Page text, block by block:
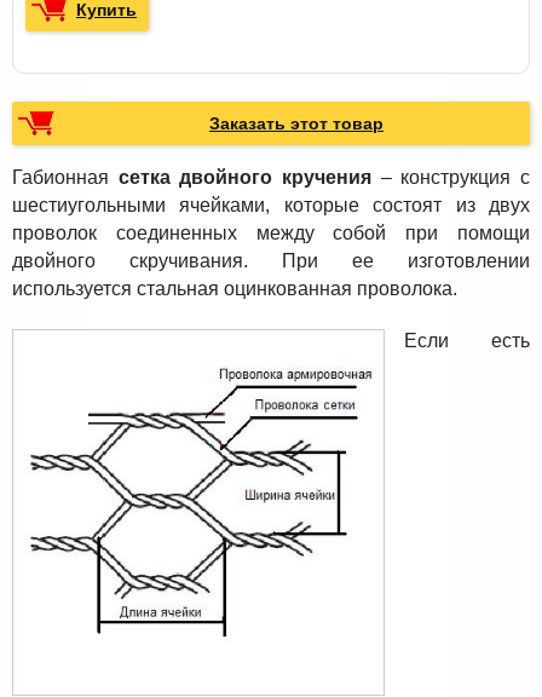
Купить
Заказать этот товар
Габионная сетка двойного кручения – конструкция c
шестиугольными ячейками, которые состоят из двух
проволок соединенных между собой при помощи
двойного скручивания. При ее изготовлении
используется стальная оцинкованная проволока.
Если есть